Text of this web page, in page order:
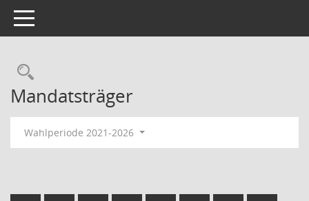
Toggle navigation
Rechercheauswahl
Mandatsträger
Wahlperiode 2021-2026